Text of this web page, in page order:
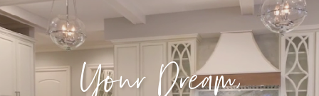
Your Dream,